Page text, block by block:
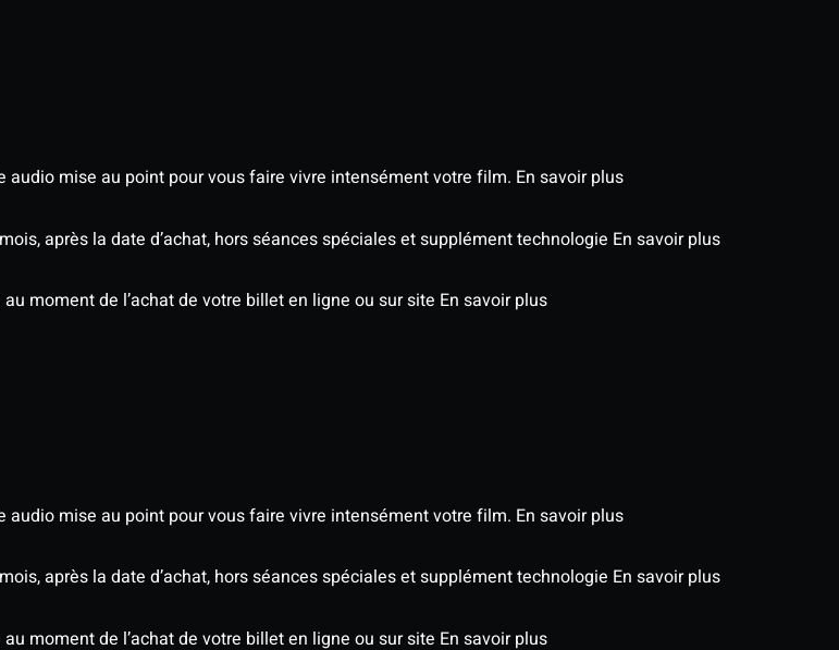
mise au point pour vous faire vivre intensément votre film. En savoir plus
après la date d’achat, hors séances spéciales et supplément technologie En savoir plus
moment de l’achat de votre billet en ligne ou sur site En savoir plus
mise au point pour vous faire vivre intensément votre film. En savoir plus
après la date d’achat, hors séances spéciales et supplément technologie En savoir plus
moment de l’achat de votre billet en ligne ou sur site En savoir plus